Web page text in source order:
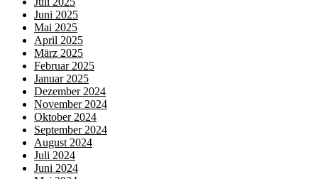
Juni 2025
Mai 2025
April 2025
März 2025
Februar 2025
Januar 2025
Dezember 2024
November 2024
Oktober 2024
September 2024
August 2024
Juli 2024
Juni 2024